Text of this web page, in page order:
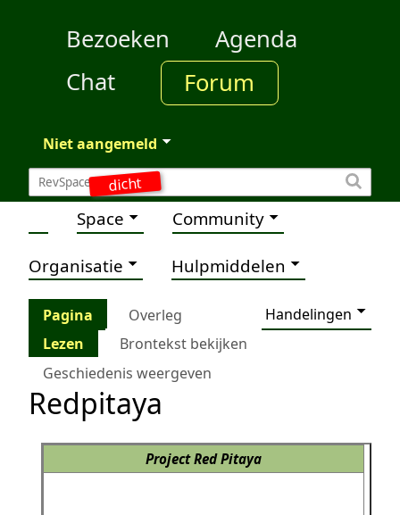
dicht
Bezoeken
Agenda
Chat
Forum
Niet aangemeld
Space Community
Organisatie Hulpmiddelen
Pagina Overleg
Handelingen
Lezen
Brontekst bekijken
Geschiedenis weergeven
Redpitaya
Project Red Pitaya